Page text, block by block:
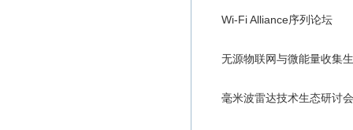
Wi-Fi Alliance序列论坛
无源物联网与微能量收集生
毫米波雷达技术生态研讨会